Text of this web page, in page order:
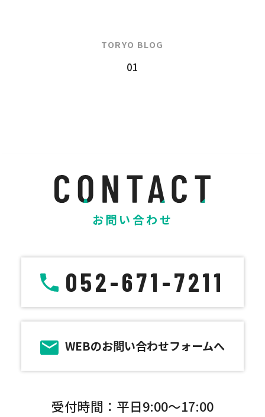
TORYO BLOG
01
お問い合わせ
052-671-7211
WEBのお問い合わせフォームへ
受付時間：平日9:00～17:00